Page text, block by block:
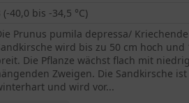
(-40,0 bis -34,5 °C)
Prunus pumila depressa/ Kriechende
wird bis zu 50 cm hoch und
Die Pflanze wächst flach mit niedrig
Zweigen. Die Sandkirsche
und wird vor...